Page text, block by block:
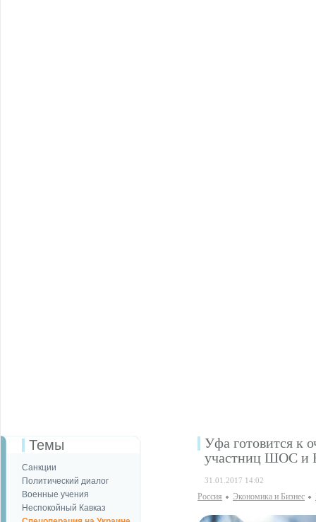
Темы
Санкции
Политический диалог
Военные учения
Неспокойный Кавказ
Уфа готовится к
участниц ШОС и
31.01.2017 14:02
Россия Экономика и Бизнес